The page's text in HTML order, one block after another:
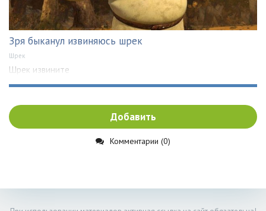
Зря быканул извиняюсь шрек
Шрек
Шрек извините
Добавить
Комментарии (0)